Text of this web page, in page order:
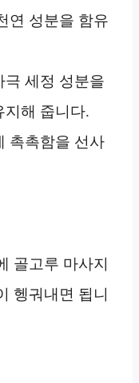
연 성분을 함유
극 세정 성분을
지해 줍니다.
촉촉함을 선사
골고루 마사지
헹궈내면 됩니